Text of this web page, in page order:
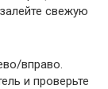
свежую
вправо.
и проверьте